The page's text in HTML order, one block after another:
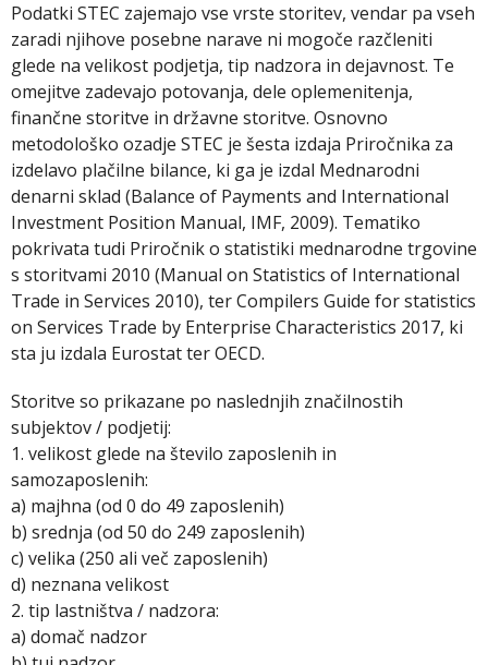
Podatki STEC zajemajo vse vrste storitev, vendar pa vseh
zaradi njihove posebne narave ni mogoče razčleniti
glede na velikost podjetja, tip nadzora in dejavnost. Te
omejitve zadevajo potovanja, dele oplemenitenja,
finančne storitve in državne storitve. Osnovno
metodološko ozadje STEC je šesta izdaja Priročnika za
izdelavo plačilne bilance, ki ga je izdal Mednarodni
denarni sklad (Balance of Payments and International
Investment Position Manual, IMF, 2009). Tematiko
pokrivata tudi Priročnik o statistiki mednarodne trgovine
s storitvami 2010 (Manual on Statistics of International
Trade in Services 2010), ter Compilers Guide for statistics
on Services Trade by Enterprise Characteristics 2017, ki
sta ju izdala Eurostat ter OECD.
Storitve so prikazane po naslednjih značilnostih
subjektov / podjetij:
1. velikost glede na število zaposlenih in
samozaposlenih:
a) majhna (od 0 do 49 zaposlenih)
b) srednja (od 50 do 249 zaposlenih)
c) velika (250 ali več zaposlenih)
d) neznana velikost
2. tip lastništva / nadzora:
a) domač nadzor